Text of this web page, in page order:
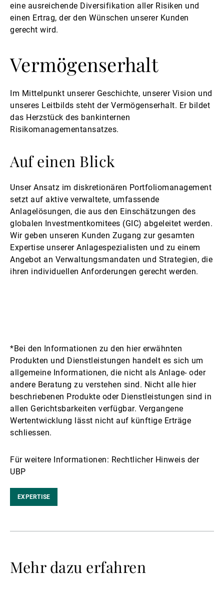
eine ausreichende Diversifikation aller Risiken und
einen Ertrag, der den Wünschen unserer Kunden
gerecht wird.
Vermögenserhalt
Im Mittelpunkt unserer Geschichte, unserer Vision und
unseres Leitbilds steht der Vermögenserhalt. Er bildet
das Herzstück des bankinternen
Risikomanagementansatzes.
Auf einen Blick
Unser Ansatz im diskretionären Portfoliomanagement
setzt auf aktive verwaltete, umfassende
Anlagelösungen, die aus den Einschätzungen des
globalen Investmentkomitees (GIC) abgeleitet werden.
Wir geben unseren Kunden Zugang zur gesamten
Expertise unserer Anlagespezialisten und zu einem
Angebot an Verwaltungsmandaten und Strategien, die
ihren individuellen Anforderungen gerecht werden.
*Bei den Informationen zu den hier erwähnten
Produkten und Dienstleistungen handelt es sich um
allgemeine Informationen, die nicht als Anlage- oder
andere Beratung zu verstehen sind. Nicht alle hier
beschriebenen Produkte oder Dienstleistungen sind in
allen Gerichtsbarkeiten verfügbar. Vergangene
Wertentwicklung lässt nicht auf künftige Erträge
schliessen.
Für weitere Informationen: Rechtlicher Hinweis der
UBP
EXPERTISE
Mehr dazu erfahren